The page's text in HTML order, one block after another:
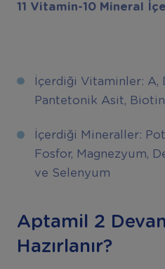
11 Vitamin-10 Mineral
İçerdiği Vitaminler: A,
Pantetonik Asit,
İçerdiği Mineraller:
Fosfor, Magnezyum,
ve Selenyum
Aptamil 2
Hazırlanır?